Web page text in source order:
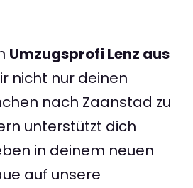
Umzugsprofi Lenz aus
nicht nur deinen
nach Zaanstad zu
unterstützt dich
in deinem neuen
auf unsere